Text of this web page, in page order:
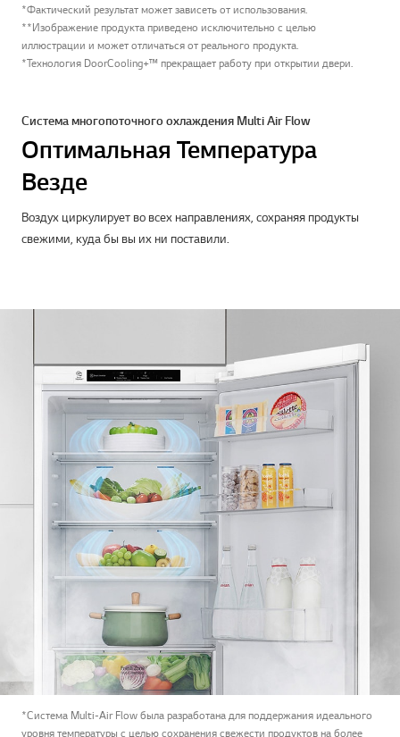
*Фактический результат может зависеть от использования.
**Изображение продукта приведено исключительно с целью
иллюстрации и может отличаться от реального продукта.
*Технология DoorCooling+™ прекращает работу при открытии двери.
Система многопоточного охлаждения Multi Air Flow
Оптимальная Температура
Везде
Воздух циркулирует во всех направлениях, сохраняя продукты
свежими, куда бы вы их ни поставили.
*Система Multi-Air Flow была разработана для поддержания идеального
уровня температуры с целью сохранения свежести продуктов на более